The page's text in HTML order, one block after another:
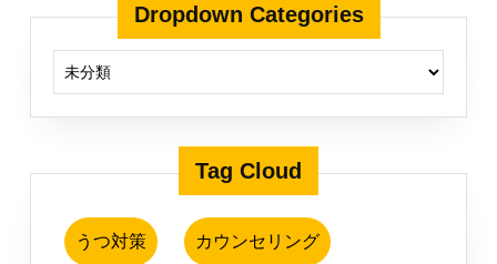
Dropdown Categories
Tag Cloud
うつ対策 カウンセリング